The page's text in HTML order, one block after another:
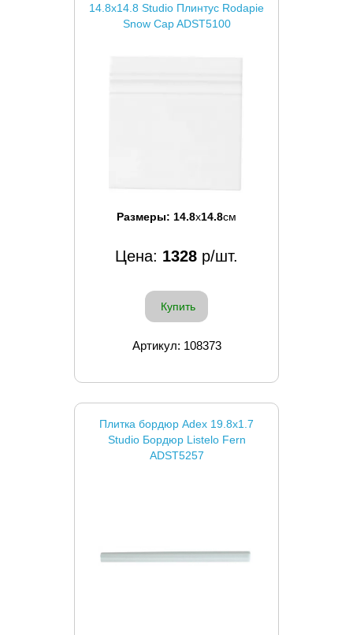
14.8x14.8 Studio Плинтус Rodapie
Snow Cap ADST5100
Размеры: 14.8x14.8см
Цена: 1328 р/шт.
Купить
Артикул: 108373
Плитка бордюр Adex 19.8x1.7
Studio Бордюр Listelo Fern
ADST5257